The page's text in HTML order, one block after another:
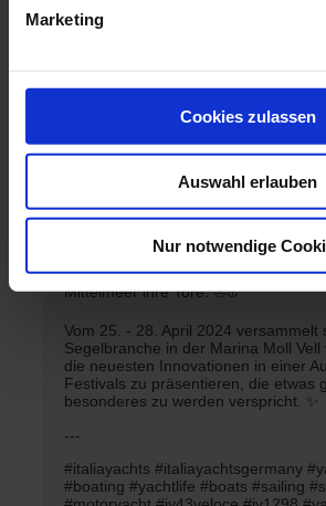
Marketing
Cookies zulassen
Auswahl erlauben
Nur notwendige
Die Palma International Boat Show
Mittelmeer ihre Tore. ⛵️⚓️
Vom 25. - 28. April 2024 versammelt
Segelbranche in der Marina Moll Vell
die neuesten Innovationen in einer
Festivals zu präsentieren, die etwas
besonderes zu werden verspricht. ✨
---
#italiayachts #italiayachtsgermany
#boating #yachtlife #boats #sailing